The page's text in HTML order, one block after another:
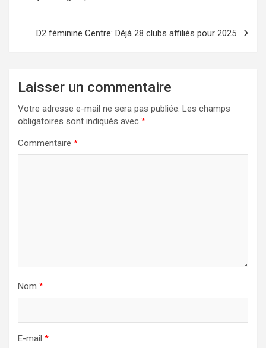
l’article
D2 féminine Centre: Déjà 28 clubs affiliés pour 2025
Laisser un commentaire
Votre adresse e-mail ne sera pas publiée. Les champs
obligatoires sont indiqués avec *
Commentaire *
Nom *
E-mail *